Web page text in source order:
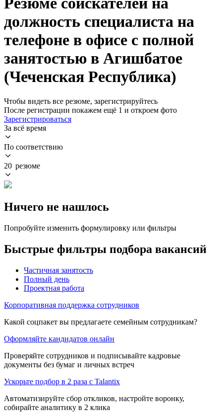
должность специалиста на
телефоне в офисе с полной
занятостью в Агишбатое
(Чеченская Республика)
Чтобы видеть все резюме, зарегистрируйтесь
После регистрации покажем ещё 1 и откроем фото
Зарегистрироваться
За всё время
По соответствию
20 резюме
Ничего не нашлось
Попробуйте изменить формулировку или фильтры
Быстрые фильтры подбора вакансий
Частичная занятость
Полный день
Проектная работа
Корпоративная поддержка сотрудников
Какой соцпакет вы предлагаете семейным сотрудникам?
Оформляйте кандидатов онлайн
Проверяйте сотрудников и подписывайте кадровые
документы без бумаг и личных встреч
Ускорьте подбор в 2 раза с Talantix
Автоматизируйте сбор откликов, настройте воронку,
собирайте аналитику в 2 клика